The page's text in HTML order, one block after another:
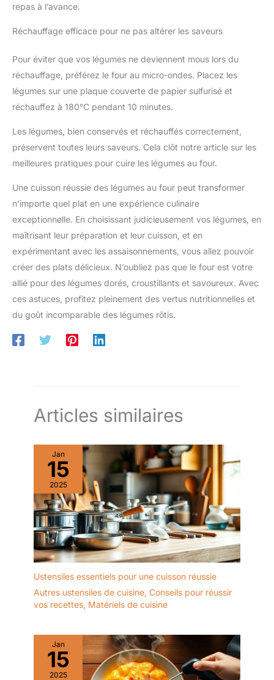
repas à l’avance.
Réchauffage efficace pour ne pas altérer les saveurs
Pour éviter que vos légumes ne deviennent mous lors du
réchauffage, préférez le four au micro-ondes. Placez les
légumes sur une plaque couverte de papier sulfurisé et
réchauffez à 180°C pendant 10 minutes.
Les légumes, bien conservés et réchauffés correctement,
préservent toutes leurs saveurs. Cela clôt notre article sur les
meilleures pratiques pour cuire les légumes au four.
Une cuisson réussie des légumes au four peut transformer
n’importe quel plat en une expérience culinaire
exceptionnelle. En choisissant judicieusement vos légumes, en
maîtrisant leur préparation et leur cuisson, et en
expérimentant avec les assaisonnements, vous allez pouvoir
créer des plats délicieux. N’oubliez pas que le four est votre
allié pour des légumes dorés, croustillants et savoureux. Avec
ces astuces, profitez pleinement des vertus nutritionnelles et
du goût incomparable des légumes rôtis.
Articles similaires
Jan
15
2025
Ustensiles essentiels pour une cuisson réussie
Autres ustensiles de cuisine, Conseils pour réussir
vos recettes, Matériels de cuisine
Jan
15
2025